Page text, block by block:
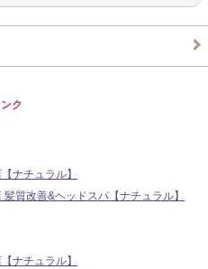
ク
ナチュラル】
質改善&ヘッドスパ【ナチュラル】
ナチュラル】